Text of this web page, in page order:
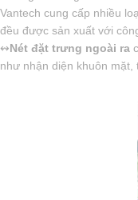
Vantech cung cấp nhiều
đều được sản xuất với
↭Nét đặt trưng ngoài ra
như nhận diện khuôn mặt,